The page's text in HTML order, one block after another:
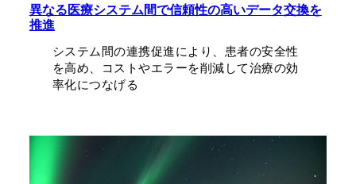
異なる医療システム間で信頼性の高いデータ交換を
推進
システム間の連携促進により、患者の安全性
を高め、コストやエラーを削減して治療の効
率化につなげる